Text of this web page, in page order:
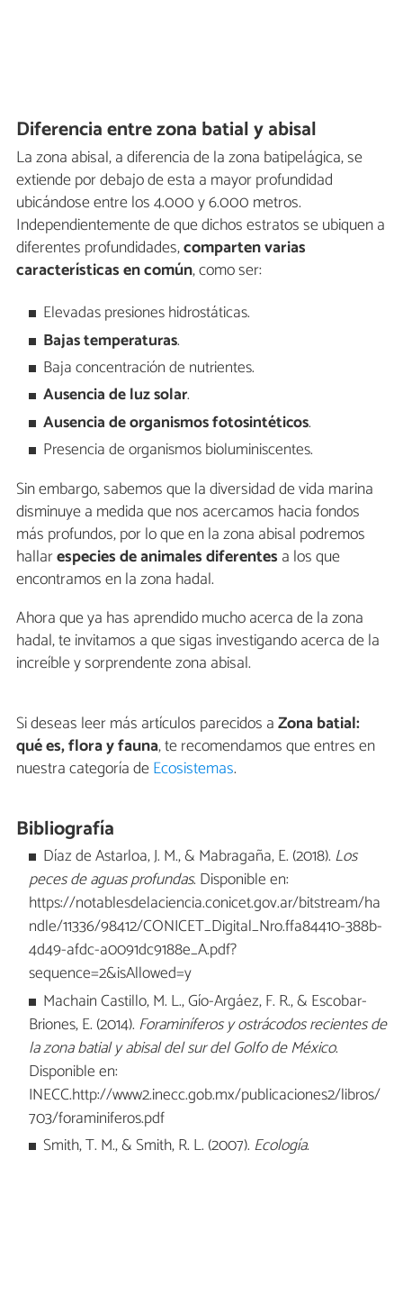
Diferencia entre zona batial y abisal
La zona abisal, a diferencia de la zona batipelágica, se
extiende por debajo de esta a mayor profundidad
ubicándose entre los 4.000 y 6.000 metros.
Independientemente de que dichos estratos se ubiquen a
diferentes profundidades,comparten varias
características en común, como ser:
Elevadas presiones hidrostáticas.
Bajas temperaturas.
Baja concentración de nutrientes.
Ausencia de luz solar.
Ausencia de organismos fotosintéticos.
Presencia de organismos bioluminiscentes.
Sin embargo, sabemos que la diversidad de vida marina
disminuye a medida que nos acercamos hacia fondos
más profundos, por lo que en la zona abisal podremos
hallarespecies de animales diferentes a los que
encontramos en la zona hadal.
Ahora que ya has aprendido mucho acerca de la zona
hadal, te invitamos a que sigas investigando acerca de la
increíble y sorprendente zona abisal.
Si deseas leer más artículos parecidos aZona batial:
qué es, flora y fauna, te recomendamos que entres en
nuestra categoría deEcosistemas.
Bibliografía
Díaz de Astarloa, J. M., & Mabragaña, E. (2018). Los
peces de aguas profundas. Disponible en:
https://notablesdelaciencia.conicet.gov.ar/bitstream/ha
ndle/11336/98412/CONICET_Digital_Nro.ffa84410-388b-
4d49-afdc-a0091dc9188e_A.pdf?
sequence=2&isAllowed=y
Machain Castillo, M. L., Gío-Argáez, F. R., & Escobar-
Briones, E. (2014). Foraminíferos y ostrácodos recientes de
la zona batial y abisal del sur del Golfo de México.
Disponible en:
INECC.http://www2.inecc.gob.mx/publicaciones2/libros/
703/foraminiferos.pdf
Smith, T. M., & Smith, R. L. (2007). Ecología.